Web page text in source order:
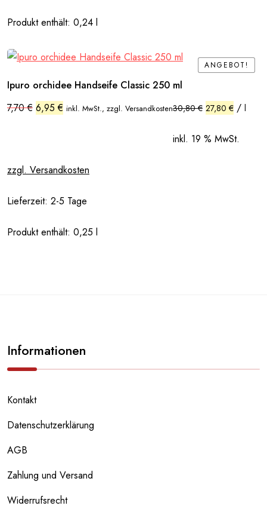
Produkt enthält: 0,24 l
ANGEBOT!
ANGEBOT!
Ipuro orchidee Handseife Classic 250 ml
7,70€ Ursprünglicher
Preis
6,95€ Aktueller
Preis
inkl. MwSt., zzgl. Versandkosten30,80€ 27,80 € / l
inkl. 19 % MwSt.
zzgl. Versandkosten
Lieferzeit: 2-5 Tage
Produkt enthält: 0,25 l
Informationen
Kontakt
Datenschutzerklärung
AGB
Zahlung und Versand
Widerrufsrecht